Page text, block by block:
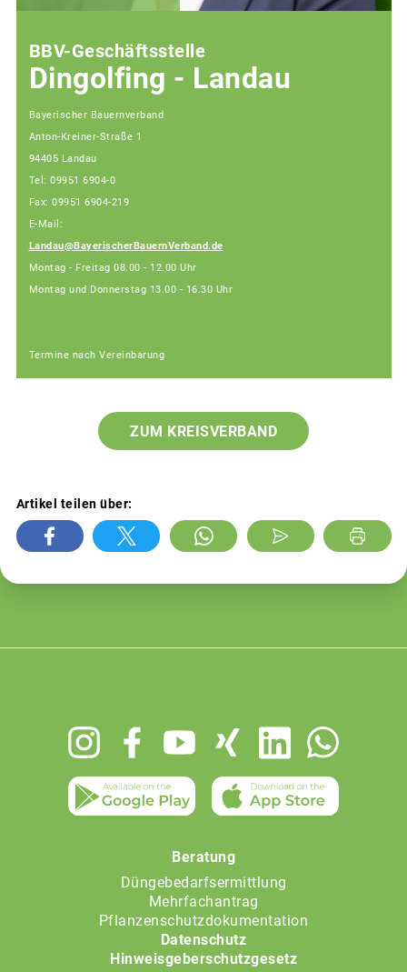
BBV-Geschäftsstelle
Dingolfing - Landau
Bayerischer Bauernverband
Anton-Kreiner-Straße 1
94405 Landau
Tel: 09951 6904-0
Fax: 09951 6904-219
E-Mail:
Landau@BayerischerBauernVerband.de
Montag - Freitag 08.00 - 12.00 Uhr
Montag und Donnerstag 13.00 - 16.30 Uhr
Termine nach Vereinbarung
ZUM KREISVERBAND
Artikel teilen über:
Beratung
Düngebedarfsermittlung
Mehrfachantrag
Pflanzenschutzdokumentation
Datenschutz
Hinweisgeberschutzgesetz